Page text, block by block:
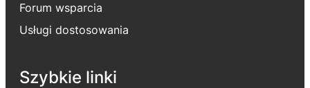
Forum wsparcia
Usługi dostosowania
Szybkie linki